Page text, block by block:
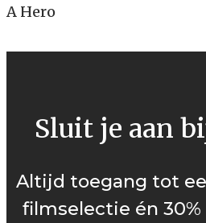
A Hero
Sluit je aan
Altijd toegang tot
filmselectie én